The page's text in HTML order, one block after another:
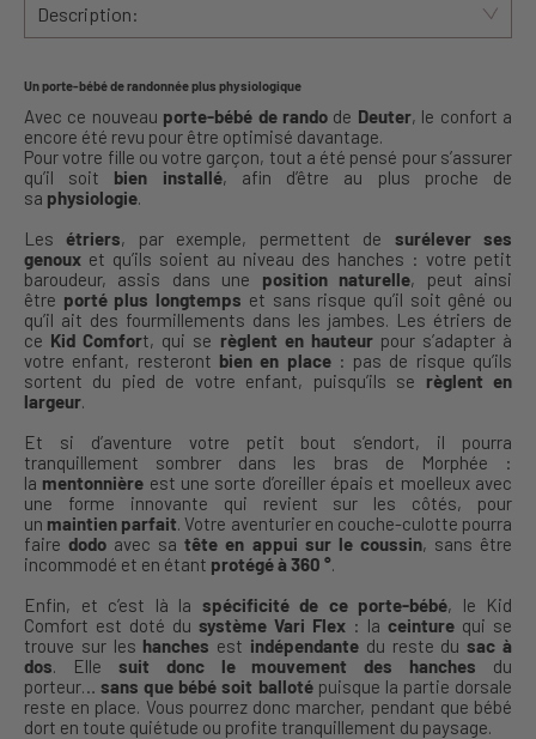
Description:
Un porte-bébé de randonnée plus physiologique
Avec ce nouveau porte-bébé de rando de Deuter, le confort a
encore été revu pour être optimisé davantage.
Pour votre fille ou votre garçon, tout a été pensé pour s’assurer
qu’il soit bien installé, afin d’être au plus proche de
sa physiologie.
Lesétriers, par exemple, permettent de surélever ses
genoux et qu’ils soient au niveau des hanches : votre petit
baroudeur, assis dans une position naturelle, peut ainsi
être porté plus longtemps et sans risque qu’il soit gêné ou
qu’il ait des fourmillements dans les jambes. Les étriers de
ce KidComfort, qui se règlent en hauteurpour s’adapter à
votre enfant, resteront bien en place: pas de risque qu’ils
sortent du pied de votre enfant, puisqu’ils se règlent en
largeur.
Et si d’aventure votre petit bout s’endort, il pourra
tranquillement sombrer dans les bras de Morphée :
la mentonnière est une sorte d’oreiller épais et moelleux avec
une forme innovante qui revient sur les côtés, pour
un maintien parfait. Votre aventurier en couche-culotte pourra
fairedodo avec satête en appui sur le coussin, sans être
incommodé et en étant protégé à 360 °.
Enfin, et c’est là la spécificité de ce porte-bébé, le Kid
Comfort est doté du système Vari Flex : la ceinture qui se
trouve sur les hanches est indépendante du reste dusac à
dos. Elle suit donc le mouvement des hanches du
porteur…sans que bébé soit ballotépuisque la partie dorsale
reste en place. Vous pourrez donc marcher, pendant que bébé
dort en toute quiétude ou profite tranquillement du paysage.